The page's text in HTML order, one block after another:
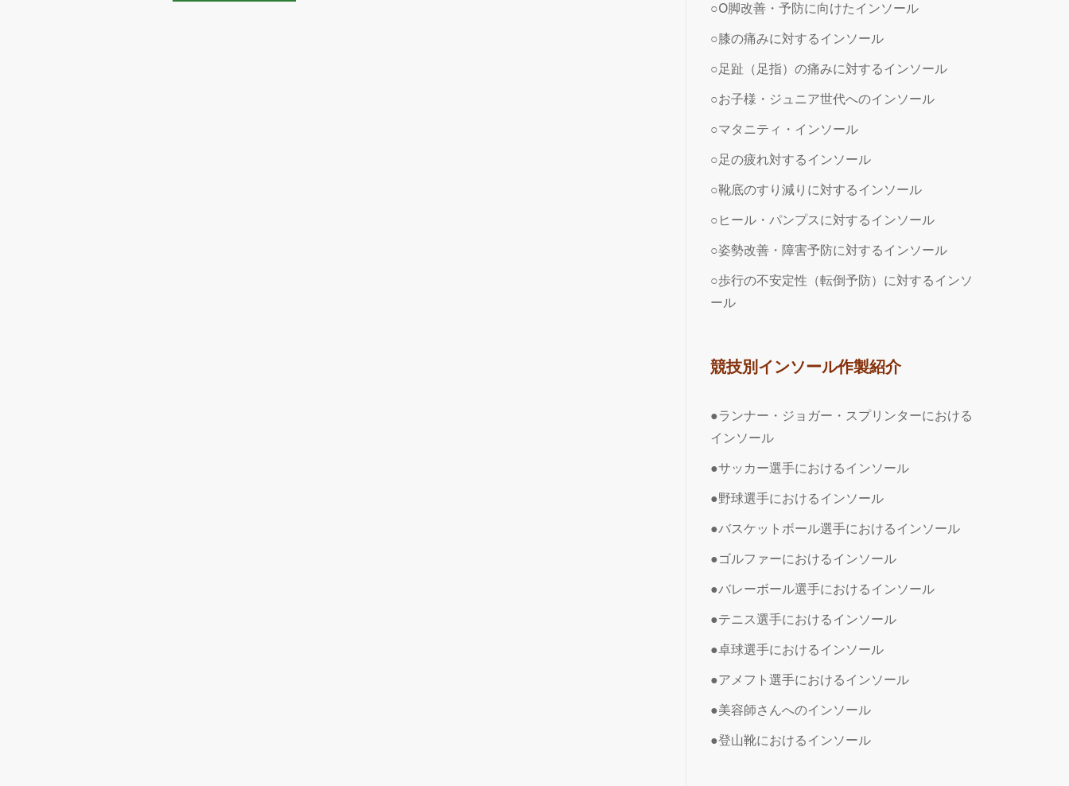
○O脚改善・予防に向けたインソール
○膝の痛みに対するインソール
○足趾（足指）の痛みに対するインソール
○お子様・ジュニア世代へのインソール
○マタニティ・インソール
○足の疲れ対するインソール
○靴底のすり減りに対するインソール
○ヒール・パンプスに対するインソール
○姿勢改善・障害予防に対するインソール
○歩行の不安定性（転倒予防）に対するインソ
ール
競技別インソール作製紹介
●ランナー・ジョガー・スプリンターにおける
インソール
●サッカー選手におけるインソール
●野球選手におけるインソール
●バスケットボール選手におけるインソール
●ゴルファーにおけるインソール
●バレーボール選手におけるインソール
●テニス選手におけるインソール
●卓球選手におけるインソール
●アメフト選手におけるインソール
●美容師さんへのインソール
●登山靴におけるインソール